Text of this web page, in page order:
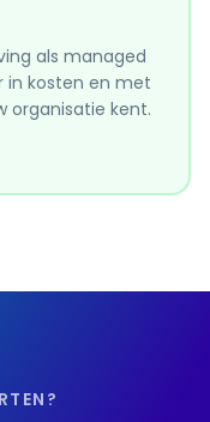
als managed
in kosten en met
organisatie kent.